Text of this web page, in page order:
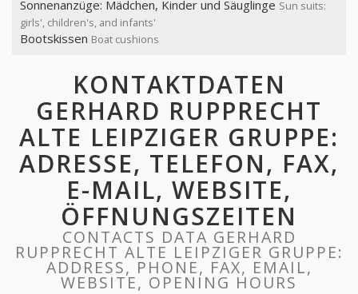
Sonnenanzüge: Mädchen, Kinder und Säuglinge Sun suits:
girls', children's, and infants'
Bootskissen Boat cushions
KONTAKTDATEN
GERHARD RUPPRECHT
ALTE LEIPZIGER GRUPPE:
ADRESSE, TELEFON, FAX,
E-MAIL, WEBSITE,
ÖFFNUNGSZEITEN
CONTACTS DATA GERHARD
RUPPRECHT ALTE LEIPZIGER GRUPPE:
ADDRESS, PHONE, FAX, EMAIL,
WEBSITE, OPENING HOURS